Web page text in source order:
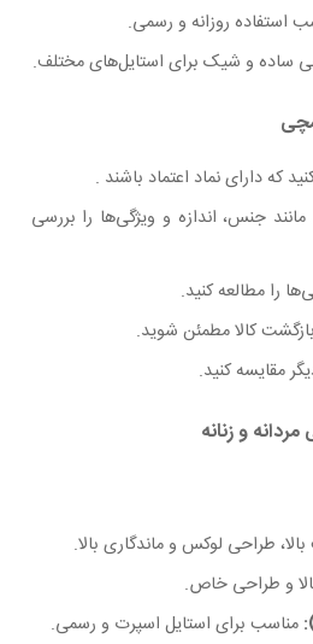
استفاده روزانه و رسمی.
ساده و شیک برای استایل‌های مختلف.
که دارای نماد اعتماد باشند .
جنس، اندازه و ویژگی‌ها را بررسی
را مطالعه کنید.
کالا مطمئن شوید.
مقایسه کنید.
و زنانه
طراحی لوکس و ماندگاری بالا.
و طراحی خاص.
مناسب برای استایل اسپرت و رسمی.